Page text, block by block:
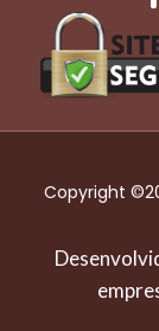
Copyright